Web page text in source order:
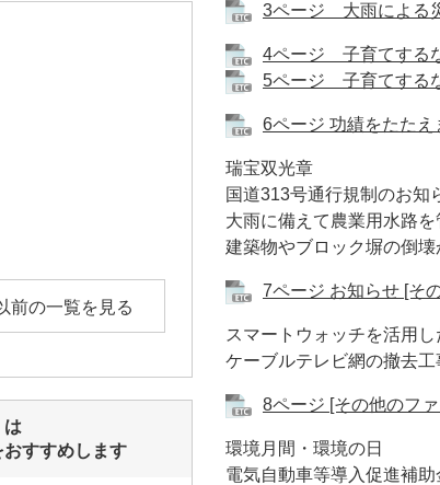
3ページ 大雨による
4ページ 子育てする
5ページ 子育てする
6ページ 功績をたた
瑞宝双光章
国道313号通行規制のお知
大雨に備えて農業用水路を
建築物やブロック塀の倒
7ページ お知らせ [そ
スマートウォッチを活用
ケーブルテレビ網の撤去工
8ページ [その他のフ
環境月間・環境の日
電気自動車等導入促進補助
前の一覧を見る
は
すすめします